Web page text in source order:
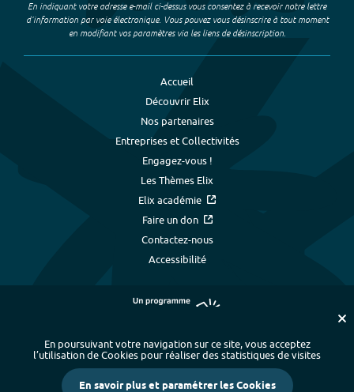
En indiquant votre adresse e-mail ci-dessus vous consentez à recevoir notre lettre
d’information par voie électronique. Vous pouvez vous désinscrire à tout moment
en modifiant vos paramètres via les liens de désinscription.
Accueil
Découvrir Elix
Nos partenaires
Entreprises et Collectivités
Engagez-vous !
Les Thèmes Elix
Elix académie
Faire un don
Contactez-nous
Accessibilité
Plan du site - Index alphabétique
-
Mentions légales et données personnelles
- Paramétrer les cookies
En poursuivant votre navigation sur ce site, vous acceptez
l’utilisation de Cookies pour réaliser des statistiques de visites
En savoir plus et paramétrer les Cookies